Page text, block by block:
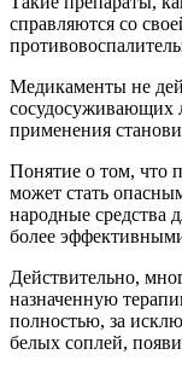
справляются со
Медикаменты не
сосудосуживающих
применения
Понятие о том, что
может стать
народные средства
более
Действительно,
назначенную
полностью, за
белых соплей,